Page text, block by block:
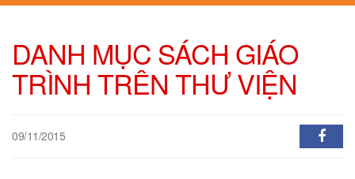
DANH MỤC SÁCH GIÁO
TRÌNH TRÊN THƯ VIỆN
09/11/2015